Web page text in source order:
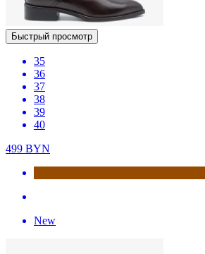
Быстрый просмотр
35
36
37
38
39
40
499 BYN
New